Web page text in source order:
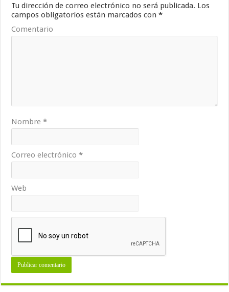
Tu dirección de correo electrónico no será publicada. Los
campos obligatorios están marcados con*
Comentario
Nombre*
Correo electrónico*
Web